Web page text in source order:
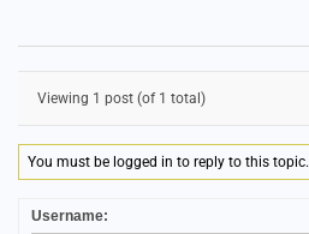
Viewing 1 post (of 1 total)
You must be logged in to reply to this topic.
Username: